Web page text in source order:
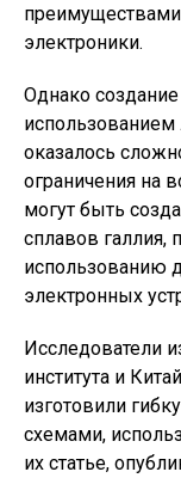
электроники.
Однако
оказалось
ограничения на
могут быть
сплавов галлия,
использованию
электронных
Исследователи
института и
изготовили
схемами,
их статье,